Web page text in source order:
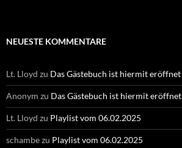
NEUESTE KOMMENTARE
Lt. Lloyd zu Das Gästebuch ist hiermit eröffnet
Anonym zu Das Gästebuch ist hiermit eröffnet
Lt. Lloyd zu Playlist vom 06.02.2025
schambezu Playlist vom 06.02.2025